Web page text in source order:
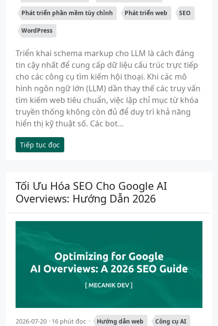
Phát triển phần mềm tùy chỉnh Phát triển web SEO
WordPress
Triển khai schema markup cho LLM là cách đáng
tin cậy nhất để cung cấp dữ liệu cấu trúc trực tiếp
cho các công cụ tìm kiếm hội thoại. Khi các mô
hình ngôn ngữ lớn (LLM) dần thay thế các truy vấn
tìm kiếm web tiêu chuẩn, việc lập chỉ mục từ khóa
truyền thống không còn đủ để duy trì khả năng
hiển thị kỹ thuật số. Các bot...
Tiếp tục đọc
Tối Ưu Hóa SEO Cho Google AI
Overviews: Hướng Dẫn 2026
2026-07-20 16 phút đọc Hướng dẫn web Công cụ AI